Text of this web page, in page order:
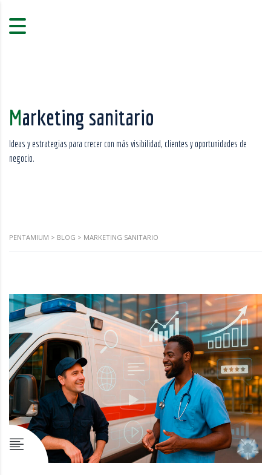
Marketing sanitario
Ideas y estrategias para crecer con más visibilidad, clientes y oportunidades de
negocio.
PENTAMIUM > BLOG > MARKETING SANITARIO